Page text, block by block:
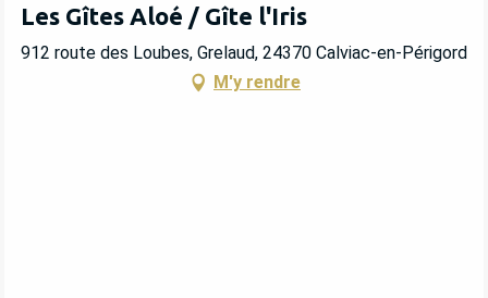
Les Gîtes Aloé / Gîte l'Iris
912 route des Loubes, Grelaud, 24370 Calviac-en-Périgord
M'y rendre